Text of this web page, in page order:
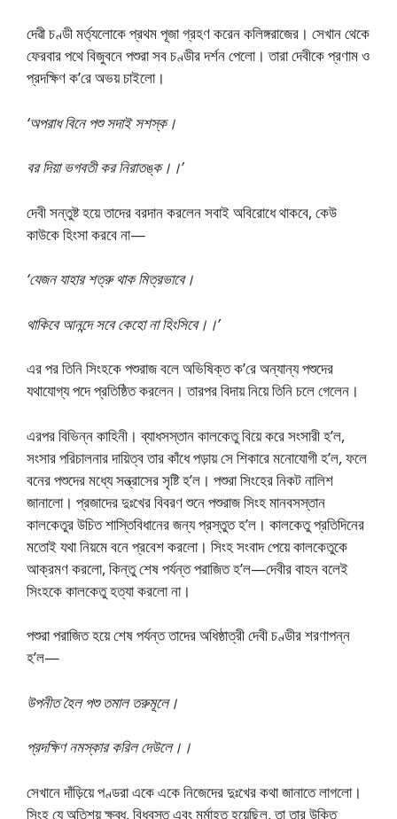
দেৱী চণ্ডী মর্ত্যলোকে প্রথম পূজা গ্রহণ করেন কলিঙ্গরাজের। সেখান থেকে
ফেরবার পথে বিজুবনে পশুরা সব চণ্ডীর দর্শন পেলো। তারা দেবীকে প্রণাম ও
প্রদক্ষিণ ক’রে অভয় চাইলো।
‘অপরাধ বিনে পশু সদাই সশস্ক।
বর দিয়া ভগবতী কর নিরাতঙ্ক।।’
দেবী সন্তুষ্ট হয়ে তাদের বরদান করলেন সবাই অবিরোধে থাকবে, কেউ
কাউকে হিংসা করবে না—
‘যেজন যাহার শত্রু থাক মিত্রভাবে।
থাকিবে আনন্দে সবে কেহো না হিংসিবে।।’
এর পর তিনি সিংহকে পশুরাজ বলে অভিষিক্ত ক’রে অন্যান্য পশুদের
যথাযোগ্য পদে প্রতিষ্ঠিত করলেন। তারপর বিদায় নিয়ে তিনি চলে গেলেন।
এরপর বিভিন্ন কাহিনী। ব্যাধসস্তান কালকেতু বিয়ে করে সংসারী হ’ল,
সংসার পরিচালনার দায়িত্ব তার কাঁধে পড়ায় সে শিকারে মনোযোগী হ’ল, ফলে
বনের পশুদের মধ্যে সন্ত্রাসের সৃষ্টি হ’ল। পশুরা সিংহের নিকট নালিশ
জানালো। প্রজাদের দুঃখের বিবরণ শুনে পশুরাজ সিংহ মানবসস্তান
কালকেতুর উচিত শাস্তিবিধানের জন্য প্রস্তুত হ’ল। কালকেতু প্রতিদিনের
মতোই যথা নিয়মে বনে প্রবেশ করলো। সিংহ সংবাদ পেয়ে কালকেতুকে
আক্রমণ করলো, কিন্তু শেষ পর্যন্ত পরাজিত হ’ল—দেবীর বাহন বলেই
সিংহকে কালকেতু হত্যা করলো না।
পশুরা পরাজিত হয়ে শেষ পর্যন্ত তাদের অধিষ্ঠাত্রী দেবী চণ্ডীর শরণাপন্ন
হ’ল—
উপনীত হৈল পশু তমাল তরুমূলে।
প্রদক্ষিণ নমস্কার করিল দেউলে।।
সেখানে দাঁড়িয়ে পণ্ডরা একে একে নিজেদের দুঃখের কথা জানাতে লাগলো।
সিংহ যে অতিশয় ক্ষুব্ধ, বিধ্বস্ত এবং মর্মাহত হয়েছিল, তা তার উক্তি